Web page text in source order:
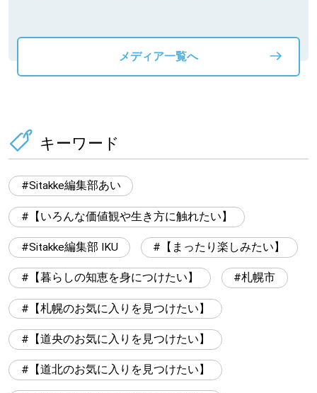
メディア一覧へ
キーワード
Sitakke編集部あい
【いろんな価値観や生き方に触れたい】
Sitakke編集部 IKU 【まったり楽しみたい】
【暮らしの知恵を身につけたい】 札幌市
【札幌のお気に入りを見つけたい】
【道央のお気に入りを見つけたい】
【道北のお気に入りを見つけたい】